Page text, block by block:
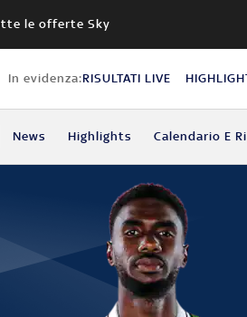
le offerte Sky
In evidenza:RISULTATI LIVE
News Highlights Calendario E